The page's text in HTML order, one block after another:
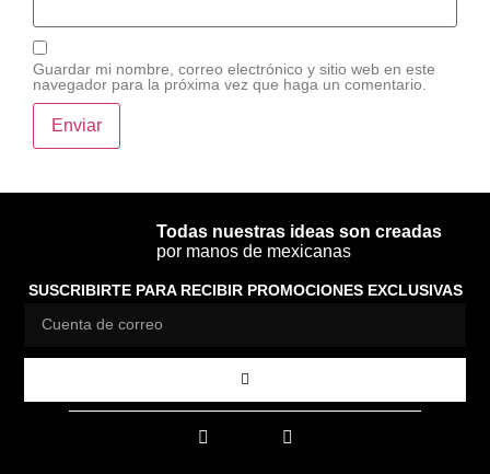
Guardar mi nombre, correo electrónico y sitio web en este
navegador para la próxima vez que haga un comentario.
Todas nuestras ideas son creadas
por manos de mexicanas
SUSCRIBIRTE PARA RECIBIR PROMOCIONES EXCLUSIVAS